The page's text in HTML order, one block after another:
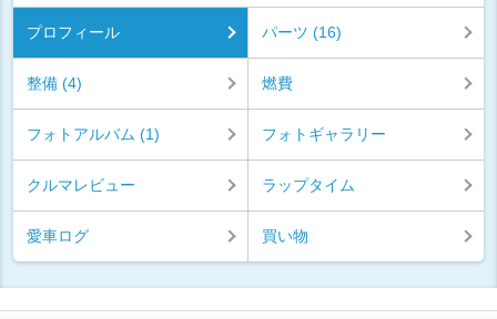
プロフィール パーツ (16)
整備 (4) 燃費
フォトアルバム (1) フォトギャラリー
クルマレビュー ラップタイム
愛車ログ 買い物